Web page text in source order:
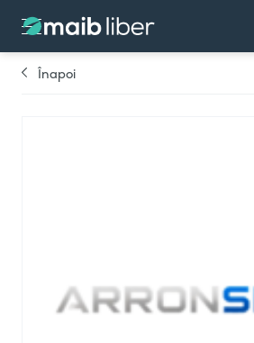
Contact
Devino partener
Înapoi